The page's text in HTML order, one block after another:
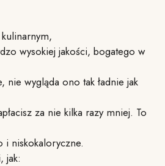
wysokiej jakości, bogatego w
nie wygląda ono tak ładnie jak
za nie kilka razy mniej. To
i niskokaloryczne.
jak: